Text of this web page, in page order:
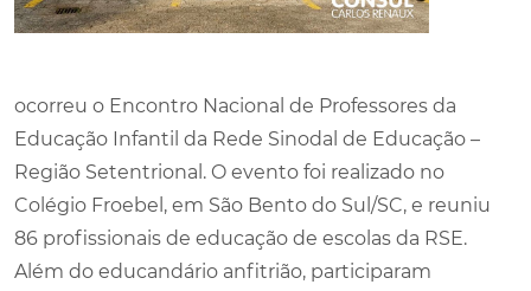
ocorreu o Encontro Nacional de Professores da
Educação Infantil da Rede Sinodal de Educação –
Região Setentrional. O evento foi realizado no
Colégio Froebel, em São Bento do Sul/SC, e reuniu
86 profissionais de educação de escolas da RSE.
Além do educandário anfitrião, participaram